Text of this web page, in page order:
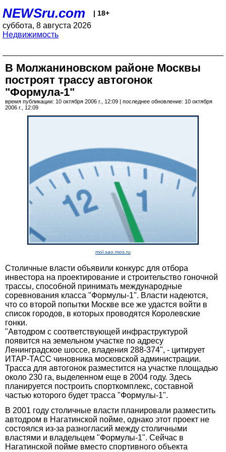
NEWSru.com | 18+
суббота, 8 августа 2026
Недвижимость
В Молжаниновском районе Москвы
построят трассу автогонок
"Формула-1"
время публикации: 10 октября 2006 г., 12:09 | последнее обновление: 10 октября
2006 г., 12:09
mol.sao.mos.ru
Столичные власти объявили конкурс для отбора
инвестора на проектирование и строительство гоночной
трассы, способной принимать международные
соревнования класса "Формулы-1". Власти надеются,
что со второй попытки Москве все же удастся войти в
список городов, в которых проводятся Королевские
гонки.
"Автодром с соответствующей инфраструктурой
появится на земельном участке по адресу
Ленинградское шоссе, владения 288-374", - цитирует
ИТАР-ТАСС чиновника московской администрации.
Трасса для автогонок разместится на участке площадью
около 230 га, выделенном еще в 2004 году. Здесь
планируется построить спорткомплекс, составной
частью которого будет трасса "Формулы-1".
В 2001 году столичные власти планировали разместить
автодром в Нагатинской пойме, однако этот проект не
состоялся из-за разногласий между столичными
властями и владельцем "Формулы-1". Сейчас в
Нагатинской пойме вместо спортивного объекта